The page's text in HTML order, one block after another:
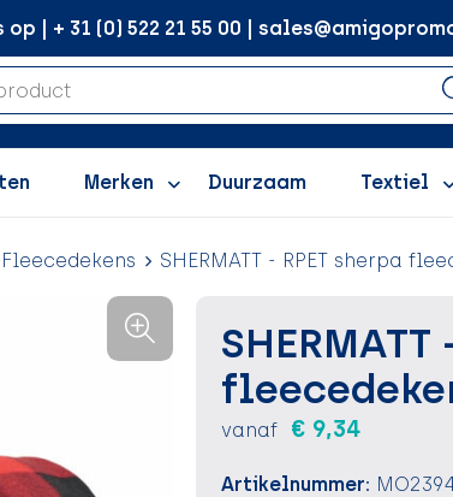
| + 31 (0) 522 21 55 00 |
Merken Duurzaam Textiel
Fleecedekens SHERMATT - RPET sherpa
vanaf € 9,34
Artikelnummer: